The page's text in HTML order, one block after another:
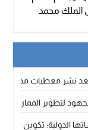
الملك محمد
نشر معطيات مضللة
لتطوير الممارسة
الدولية: تكوين